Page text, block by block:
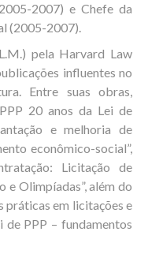
2007) e Chefe da
(2005-2007).
pela Harvard Law
influentes no
Entre suas obras,
20 anos da Lei de
e melhoria de
econômico-social”,
Licitação de
Olimpíadas”, além do
práticas em licitações e
de PPP – fundamentos